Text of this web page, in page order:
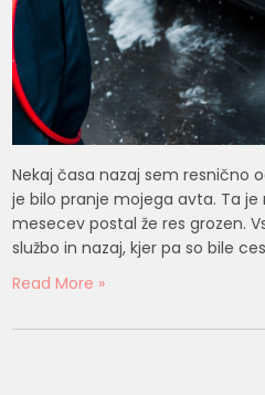
Nekaj časa nazaj sem resnično
je bilo pranje mojega avta. Ta je
mesecev postal že res grozen.
službo in nazaj, kjer pa so bile
Read More »